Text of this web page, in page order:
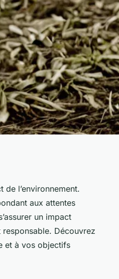
l’environnement.
aux attentes
un impact
Découvrez
et à vos objectifs